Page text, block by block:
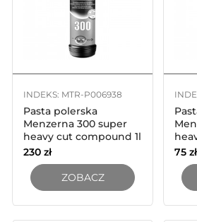
INDEKS: MTR-P006938
Pasta polerska
Menzerna 300 super
heavy cut compound 1l
230 zł
ZOBACZ
75 zł